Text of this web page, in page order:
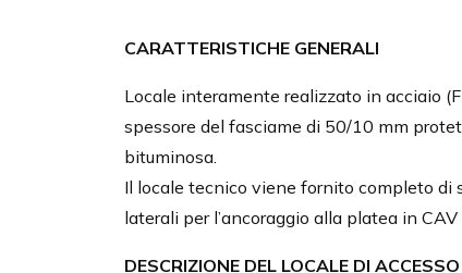
CARATTERISTICHE GENERALI
Locale interamente realizzato in acciaio
spessore del fasciame di 50/10 mm
bituminosa.
Il locale tecnico viene fornito completo di
laterali per l’ancoraggio alla platea in
DESCRIZIONE DEL LOCALE DI ACCESSO